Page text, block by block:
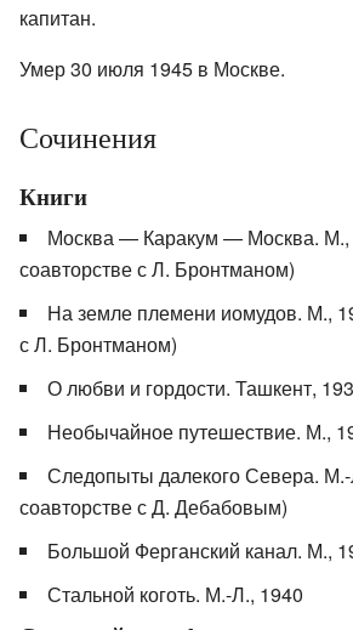
капитан.
Умер 30 июля 1945 в Москве.
Сочинения
Книги
Москва — Каракум — Москва. М.,
соавторстве с Л. Бронтманом)
На земле племени иомудов. М.,
с Л. Бронтманом)
О любви и гордости. Ташкент,
Необычайное путешествие. М.,
Следопыты далекого Севера.
соавторстве с Д. Дебабовым)
Большой Ферганский канал. М.,
Стальной коготь. М.-Л., 1940